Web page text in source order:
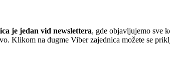
je jedan vid newslettera, gde objavljujemo sve
Klikom na dugme Viber zajednica možete se